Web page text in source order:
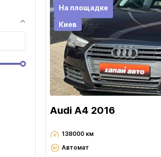
На площадке
Киев
Audi A4 2016
138000 км
Автомат